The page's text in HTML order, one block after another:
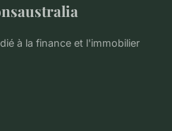
à la finance et l'immobilier